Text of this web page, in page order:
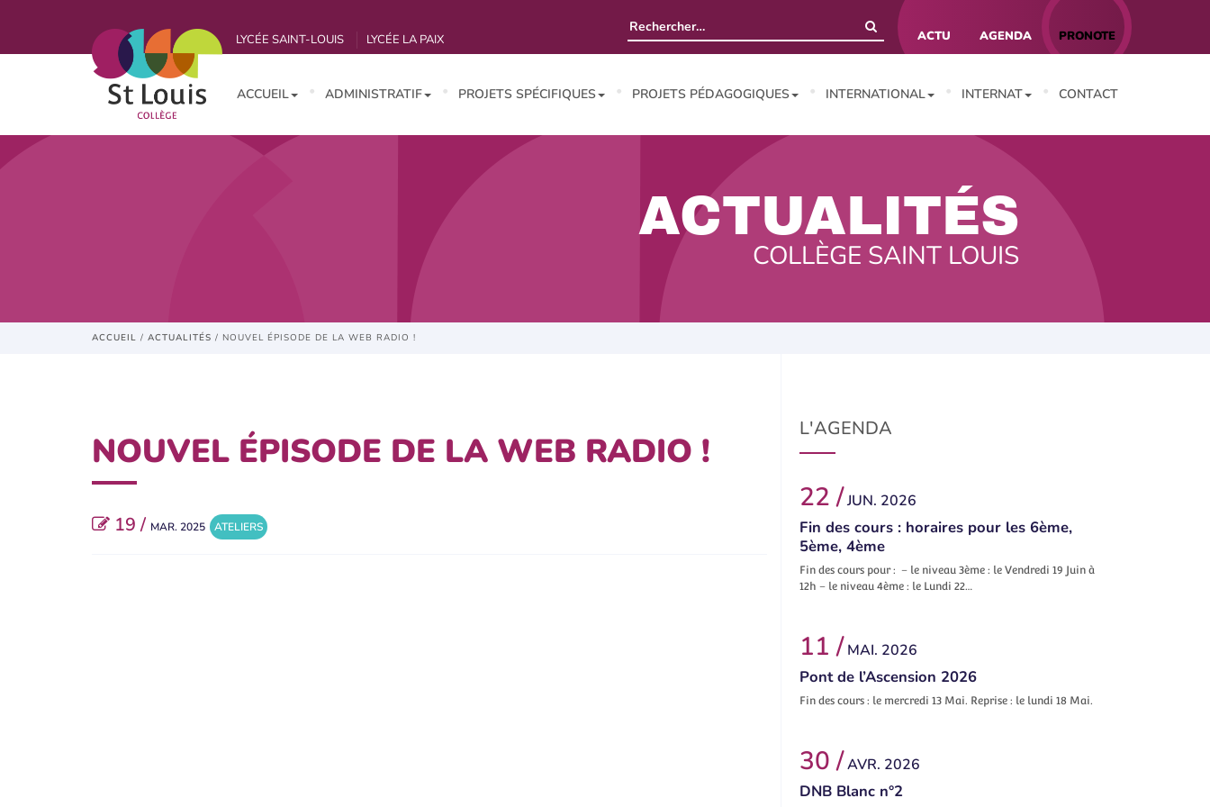
LYCÉE SAINT-LOUIS LYCÉE LA PAIX
Rechercher :
PRONOTE
AGENDA
ACTU
ACCUEIL ADMINISTRATIF PROJETS SPÉCIFIQUES PROJETS PÉDAGOGIQUES INTERNATIONAL INTERNAT CONTACT
ACTUALITÉS
COLLÈGE SAINT LOUIS
ACCUEIL / ACTUALITÉS / NOUVEL ÉPISODE DE LA WEB RADIO !
NOUVEL ÉPISODE DE LA WEB RADIO !
19 / MAR. 2025 ATELIERS
L'AGENDA
22 /JUN. 2026
Fin des cours : horaires pour les 6ème,
5ème, 4ème
Fin des cours pour : – le niveau 3ème : le Vendredi 19 Juin à
12h – le niveau 4ème : le Lundi 22…
11 / MAI. 2026
Pont de l’Ascension 2026
Fin des cours : le mercredi 13 Mai. Reprise : le lundi 18 Mai.
30 /AVR. 2026
DNB Blanc n°2